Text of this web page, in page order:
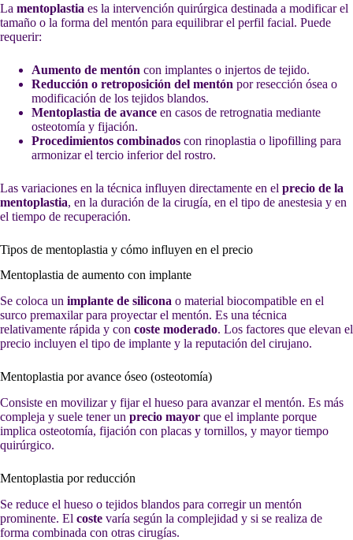
La mentoplastia es la intervención quirúrgica destinada a modificar el
tamaño o la forma del mentón para equilibrar el perfil facial. Puede
requerir:
Aumento de mentón con implantes o injertos de tejido.
Reducción o retroposición del mentón por resección ósea o
modificación de los tejidos blandos.
Mentoplastia de avance en casos de retrognatia mediante
osteotomía y fijación.
Procedimientos combinados con rinoplastia o lipofilling para
armonizar el tercio inferior del rostro.
Las variaciones en la técnica influyen directamente en el precio de la
mentoplastia, en la duración de la cirugía, en el tipo de anestesia y en
el tiempo de recuperación.
Tipos de mentoplastia y cómo influyen en el precio
Mentoplastia de aumento con implante
Se coloca un implante de silicona o material biocompatible en el
surco premaxilar para proyectar el mentón. Es una técnica
relativamente rápida y con coste moderado. Los factores que elevan el
precio incluyen el tipo de implante y la reputación del cirujano.
Mentoplastia por avance óseo (osteotomía)
Consiste en movilizar y fijar el hueso para avanzar el mentón. Es más
compleja y suele tener un precio mayor que el implante porque
implica osteotomía, fijación con placas y tornillos, y mayor tiempo
quirúrgico.
Mentoplastia por reducción
Se reduce el hueso o tejidos blandos para corregir un mentón
prominente. El coste varía según la complejidad y si se realiza de
forma combinada con otras cirugías.